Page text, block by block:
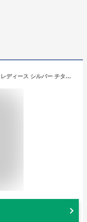
Rockyu ジュエリー ブランド ネックレス レディース シルバー チタン Y字 ハート 調節可能 二連 レディースネックレス ハートペンダント (シルバー)